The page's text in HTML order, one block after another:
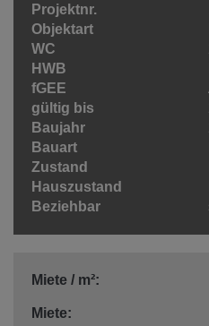
Projektnr.
Objektart
WC
HWB
fGEE
gültig bis
Baujahr
Bauart
Zustand
Hauszustand
Beziehbar
Miete / m²:
Miete: